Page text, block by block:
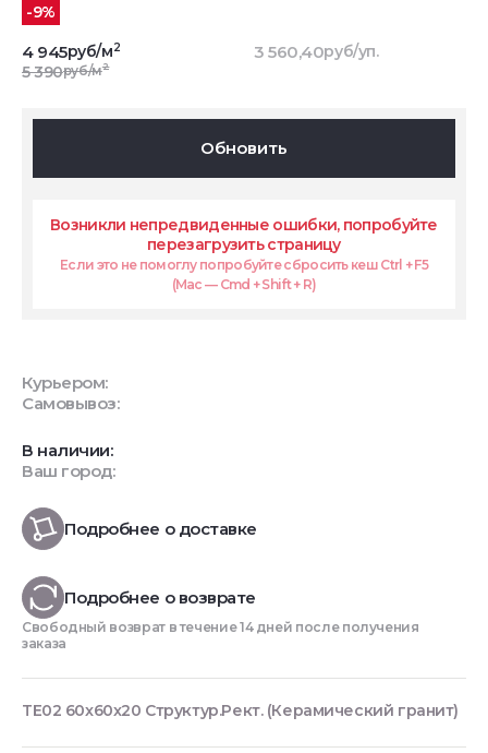
-9%
4 945руб/м2
5 390руб/м2
3 560,40руб/уп.
Обновить
Возникли непредвиденные ошибки, попробуйте
перезагрузить страницу
Если это не помоглу попробуйте сбросить кеш Ctrl + F5
(Mac — Cmd + Shift + R)
Курьером:
Самовывоз:
В наличии:
Ваш город:
Подробнее о доставке
Подробнее о возврате
Свободный возврат в течение 14 дней после получения
заказа
TE02 60x60x20 Структур.Рект. (Керамический гранит)